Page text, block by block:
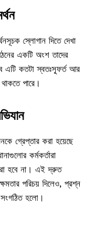
স্লোগান দিতে দেখা
একটি অংশ তাদের
এটি কতটা স্বতঃস্ফূর্ত আর
পারে।
গ্রেপ্তার করা হয়েছে
কর্মকর্তারা
হবে না। এই দ্রুত
পরিচয় দিলেও, প্রশ্ন
হলো।